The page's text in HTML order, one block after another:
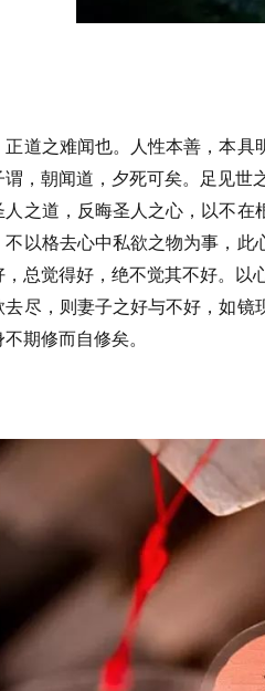
正道之难闻也。人性本善，本
谓，朝闻道，夕死可矣。足见世
人之道，反晦圣人之心，以不
以格去心中私欲之物为事，此
总觉得好，绝不觉其不好。以
去尽，则妻子之好与不好，如
期修而自修矣。